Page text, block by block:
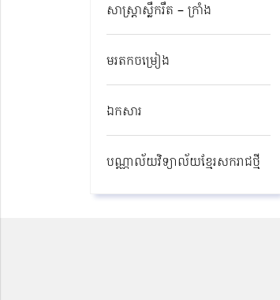
សាស្ត្រាស្លឹករឹត – ក្រាំង
មរតកចម្រៀង
ឯកសារ
បណ្ណាល័យវិទ្យាល័យខ្មែរសករាជថ្មី​